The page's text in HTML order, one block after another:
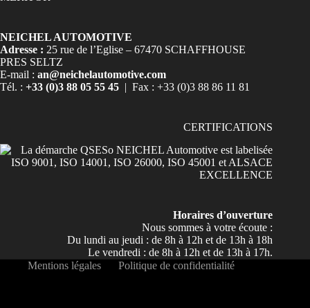
NEICHEL AUTOMOTIVE
Adresse : 25 rue de l’Eglise – 67470 SCHAFFHOUSE
PRES SELTZ
E-mail : an@neichelautomotive.com
Tél. : +33 (0)3 88 05 55 45 | Fax : +33 (0)3 88 86 11 81
CERTIFICATIONS
Horaires d’ouverture
Nous sommes à votre écoute :
Du lundi au jeudi : de 8h à 12h et de 13h à 18h
Le vendredi : de 8h à 12h et de 13h à 17h.
Mentions légales
Politique de confidentialité